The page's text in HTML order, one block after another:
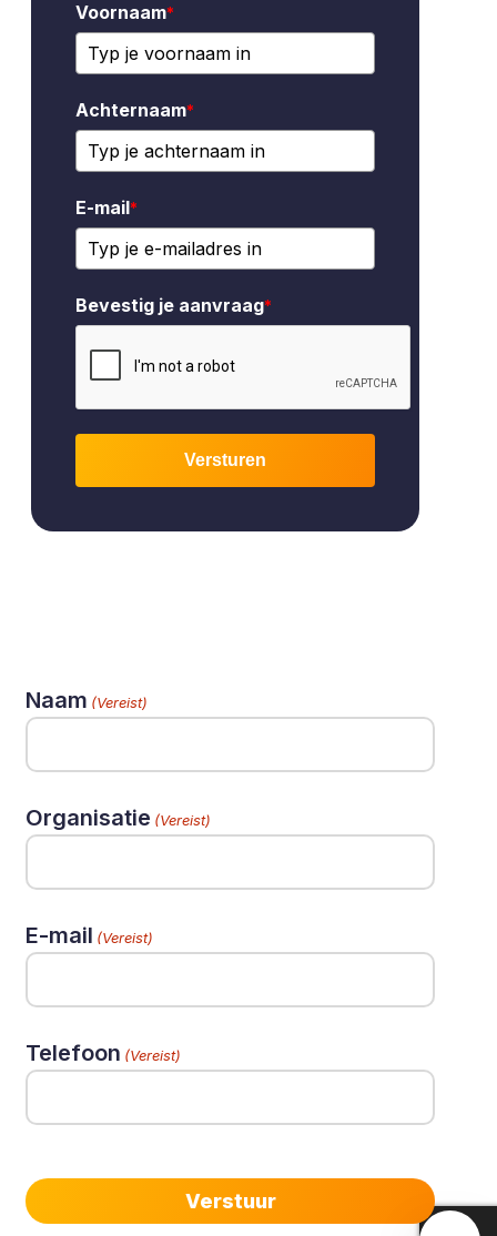
Voornaam*
Achternaam*
E-mail*
Bevestig je aanvraag*
Versturen
Naam (Vereist)
Organisatie (Vereist)
E-mail (Vereist)
Telefoon (Vereist)
Verstuur